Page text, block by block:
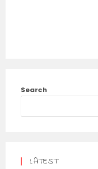
Search
LATEST